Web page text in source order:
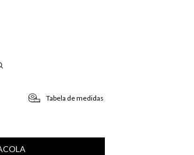
Tabela de medidas